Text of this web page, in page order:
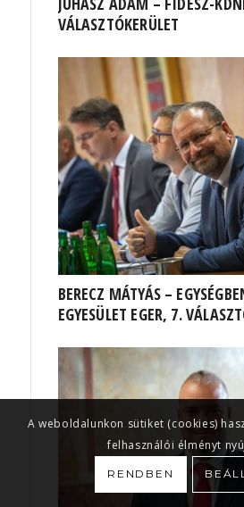
VÁLASZTÓKERÜLET
BERECZ MÁTYÁS –
EGYESÜLET EGER, 7.
A weboldalunkon sütiket (cookies)
felhasználói élményt
RENDBEN